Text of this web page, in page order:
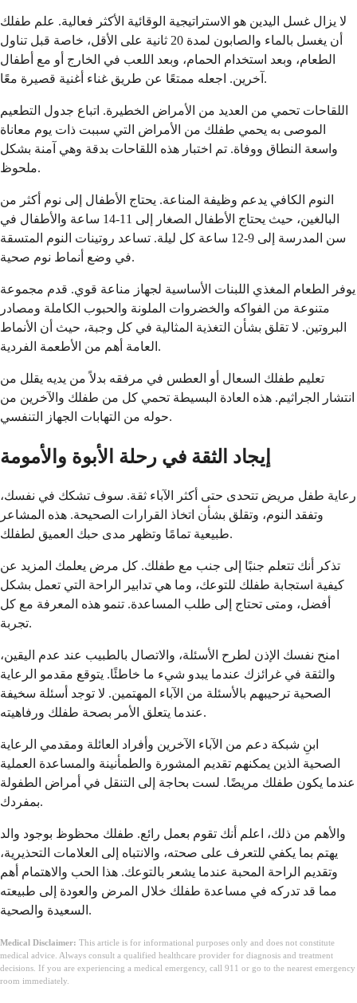
لا يزال غسل اليدين هو الاستراتيجية الوقائية الأكثر فعالية. علم طفلك
أن يغسل بالماء والصابون لمدة 20 ثانية على الأقل، خاصة قبل تناول
الطعام، وبعد استخدام الحمام، وبعد اللعب في الخارج أو مع أطفال
آخرين. اجعله ممتعًا عن طريق غناء أغنية قصيرة معًا.
اللقاحات تحمي من العديد من الأمراض الخطيرة. اتباع جدول التطعيم
الموصى به يحمي طفلك من الأمراض التي سببت ذات يوم معاناة
واسعة النطاق ووفاة. تم اختبار هذه اللقاحات بدقة وهي آمنة بشكل
ملحوظ.
النوم الكافي يدعم وظيفة المناعة. يحتاج الأطفال إلى نوم أكثر من
البالغين، حيث يحتاج الأطفال الصغار إلى 11-14 ساعة والأطفال في
سن المدرسة إلى 9-12 ساعة كل ليلة. تساعد روتينات النوم المتسقة
في وضع أنماط نوم صحية.
يوفر الطعام المغذي اللبنات الأساسية لجهاز مناعة قوي. قدم مجموعة
متنوعة من الفواكه والخضروات الملونة والحبوب الكاملة ومصادر
البروتين. لا تقلق بشأن التغذية المثالية في كل وجبة، حيث أن الأنماط
العامة أهم من الأطعمة الفردية.
تعليم طفلك السعال أو العطس في مرفقه بدلاً من يديه يقلل من
انتشار الجراثيم. هذه العادة البسيطة تحمي كل من طفلك والآخرين من
حوله من التهابات الجهاز التنفسي.
إيجاد الثقة في رحلة الأبوة والأمومة
رعاية طفل مريض تتحدى حتى أكثر الآباء ثقة. سوف تشكك في نفسك،
وتفقد النوم، وتقلق بشأن اتخاذ القرارات الصحيحة. هذه المشاعر
طبيعية تمامًا وتظهر مدى حبك العميق لطفلك.
تذكر أنك تتعلم جنبًا إلى جنب مع طفلك. كل مرض يعلمك المزيد عن
كيفية استجابة طفلك للتوعك، وما هي تدابير الراحة التي تعمل بشكل
أفضل، ومتى تحتاج إلى طلب المساعدة. تنمو هذه المعرفة مع كل
تجربة.
امنح نفسك الإذن لطرح الأسئلة، والاتصال بالطبيب عند عدم اليقين،
والثقة في غرائزك عندما يبدو شيء ما خاطئًا. يتوقع مقدمو الرعاية
الصحية ترحيبهم بالأسئلة من الآباء المهتمين. لا توجد أسئلة سخيفة
عندما يتعلق الأمر بصحة طفلك ورفاهيته.
ابنِ شبكة دعم من الآباء الآخرين وأفراد العائلة ومقدمي الرعاية
الصحية الذين يمكنهم تقديم المشورة والطمأنينة والمساعدة العملية
عندما يكون طفلك مريضًا. لست بحاجة إلى التنقل في أمراض الطفولة
بمفردك.
والأهم من ذلك، اعلم أنك تقوم بعمل رائع. طفلك محظوظ بوجود والد
يهتم بما يكفي للتعرف على صحته، والانتباه إلى العلامات التحذيرية،
وتقديم الراحة المحبة عندما يشعر بالتوعك. هذا الحب والاهتمام أهم
مما قد تدركه في مساعدة طفلك خلال المرض والعودة إلى طبيعته
السعيدة والصحية.
Medical Disclaimer: This article is for informational purposes only and does not constitute
medical advice. Always consult a qualified healthcare provider for diagnosis and treatment
decisions. If you are experiencing a medical emergency, call 911 or go to the nearest emergency
room immediately.